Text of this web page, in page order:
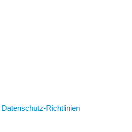
Datenschutz-Richtlinien